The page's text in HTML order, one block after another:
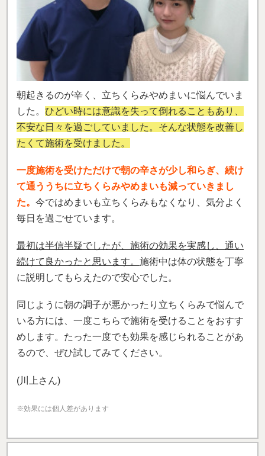
朝起きるのが辛く、立ちくらみやめまいに悩んでいま
した。 ひどい時には意識を失って倒れることもあり、
不安な日々を過ごしていました。そんな状態を改善し
たくて施術を受けました。
一度施術を受けただけで朝の辛さが少し和らぎ、続け
て通ううちに立ちくらみやめまいも減っていきまし
た。 今ではめまいも立ちくらみもなくなり、気分よく
毎日を過ごせています。
最初は半信半疑でしたが、施術の効果を実感し、通い
続けて良かったと思います。 施術中は体の状態を丁寧
に説明してもらえたので安心でした。
同じように朝の調子が悪かったり立ちくらみで悩んで
いる方には、一度こちらで施術を受けることをおすす
めします。たった一度でも効果を感じられることがあ
るので、ぜひ試してみてください。
(川上さん)
※効果には個人差があります